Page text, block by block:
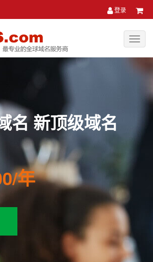
登录
名 新顶级域名
年